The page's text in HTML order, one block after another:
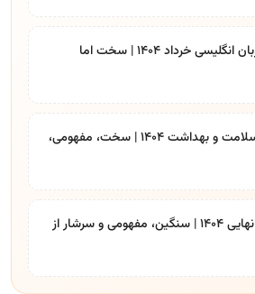
تحلیل امتحان نهایی زبان انگلیسی خرداد 1404 | سخت اما
تحلیل امتحان نهایی سلامت و بهداشت 1404 | سخت، مفهومی،
تحلیل امتحان ادبیات نهایی ۱۴۰۴ | سنگین، مفهومی و سرشار از